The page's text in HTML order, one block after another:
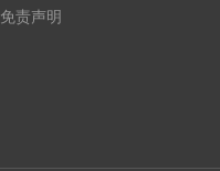
免责声明